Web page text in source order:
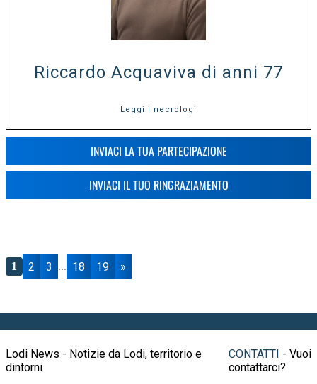
Riccardo Acquaviva di anni 77
Leggi i necrologi
INVIACI LA TUA PARTECIPAZIONE
INVIACI IL TUO RINGRAZIAMENTO
1 2 3 ... 18 19 »
Lodi News - Notizie da Lodi, territorio e
dintorni
CONTATTI - Vuoi
contattarci?